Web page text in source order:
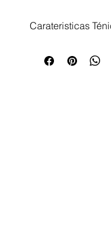
Carateristicas
Certificações do